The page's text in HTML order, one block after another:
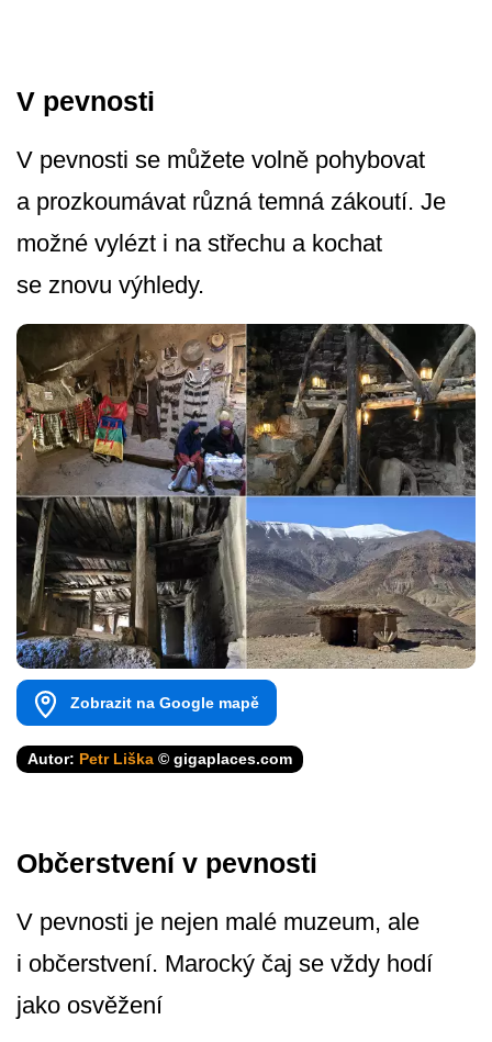
V pevnosti
V pevnosti se můžete volně pohybovat
a prozkoumávat různá temná zákoutí. Je
možné vylézt i na střechu a kochat
se znovu výhledy.
Zobrazit na Google mapě
Autor: Petr Liška © gigaplaces.com
Občerstvení v pevnosti
V pevnosti je nejen malé muzeum, ale
i občerstvení. Marocký čaj se vždy hodí
jako osvěžení